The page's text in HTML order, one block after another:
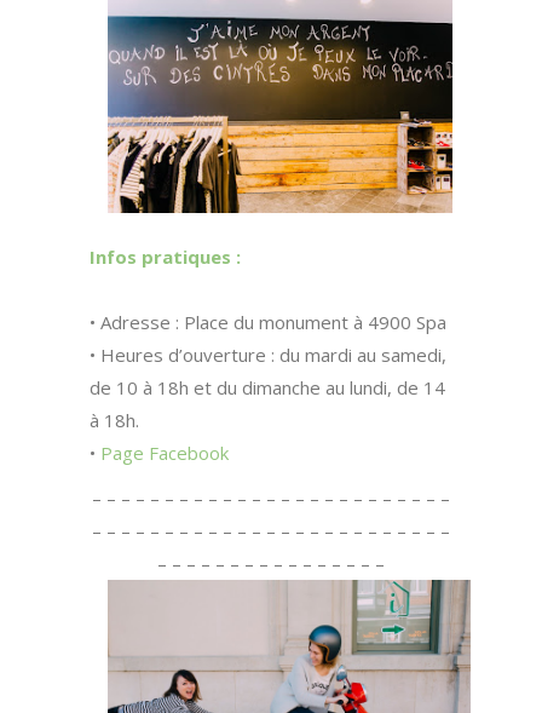
Infos pratiques :
• Adresse : Place du monument à 4900 Spa
• Heures d’ouverture : du mardi au samedi,
de 10 à 18h et du dimanche au lundi, de 14
à 18h.
• Page Facebook
– – – – – – – – – – – – – – – – – – – – – – – – –
– – – – – – – – – – – – – – – – – – – – – – – – –
– – – – – – – – – – – – – – – –